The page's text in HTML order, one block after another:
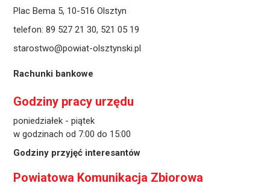
Plac Bema 5, 10-516 Olsztyn
telefon: 89 527 21 30, 521 05 19
starostwo@powiat-olsztynski.pl
Rachunki bankowe
Godziny pracy urzędu
poniedziałek - piątek
w godzinach od 7:00 do 15:00
Godziny przyjęć interesantów
Powiatowa Komunikacja Zbiorowa